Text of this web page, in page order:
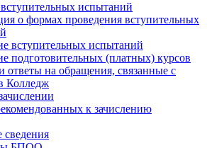
испытаний
о формах проведения вступительных
вступительных испытаний
подготовительных (платных) курсов
ответы на обращения, связанные с
Колледж
к зачислению